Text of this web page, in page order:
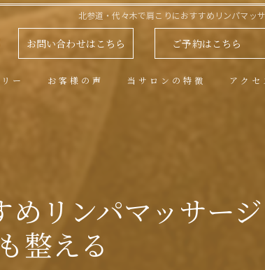
北参道・代々木で肩こりにおすすめリンパマッ
お問い合わせはこちら ご予約はこちら
ー お客様の声 当サロンの特徴
小顔
アクセ
リンパマッサージ
整える